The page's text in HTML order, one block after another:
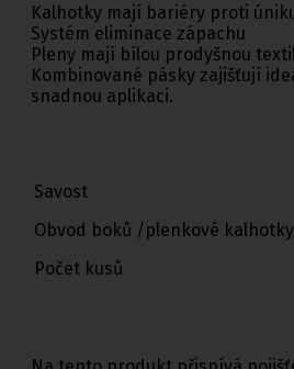
Kalhotky mají bariéry proti
Systém eliminace zápachu
Pleny mají bílou prodyšnou
Kombinované pásky zajišťují
snadnou aplikaci.
Savost
Obvod boků /plenkové
Počet kusů